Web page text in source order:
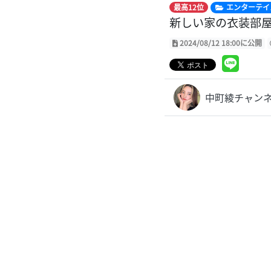
最高12位 エンターテ
新しい家の衣装部
2024/08/12 18:00に公開
中町綾チャン